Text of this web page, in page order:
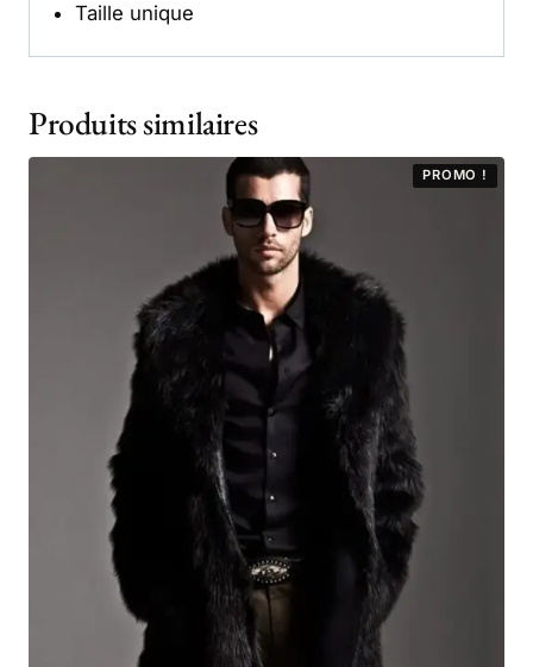
Taille unique
Produits similaires
PROMO !